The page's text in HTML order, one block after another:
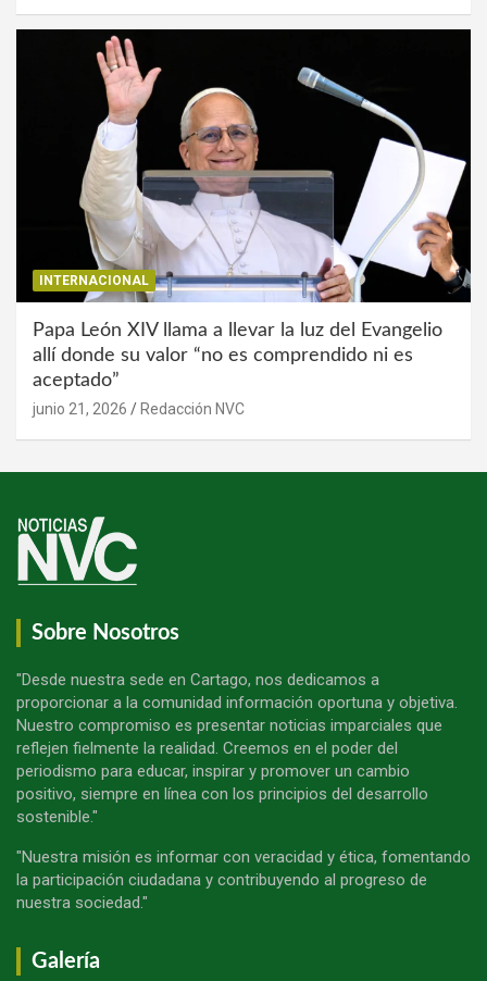
INTERNACIONAL
Papa León XIV llama a llevar la luz del Evangelio
allí donde su valor “no es comprendido ni es
aceptado”
junio 21, 2026 Redacción NVC
Sobre Nosotros
"Desde nuestra sede en Cartago, nos dedicamos a
proporcionar a la comunidad información oportuna y objetiva.
Nuestro compromiso es presentar noticias imparciales que
reflejen fielmente la realidad. Creemos en el poder del
periodismo para educar, inspirar y promover un cambio
positivo, siempre en línea con los principios del desarrollo
sostenible."
"Nuestra misión es informar con veracidad y ética, fomentando
la participación ciudadana y contribuyendo al progreso de
nuestra sociedad."
Galería